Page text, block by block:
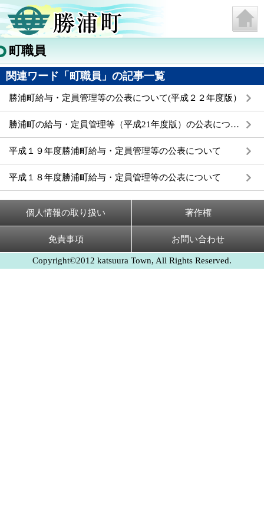
町職員
関連ワード「町職員」の記事一覧
勝浦町給与・定員管理等の公表について(平成２２年度版）
勝浦町の給与・定員管理等（平成21年度版）の公表について
平成１９年度勝浦町給与・定員管理等の公表について
平成１８年度勝浦町給与・定員管理等の公表について
個人情報の取り扱い 著作権
免責事項 お問い合わせ
Copyright©2012 katsuura Town, All Rights Reserved.